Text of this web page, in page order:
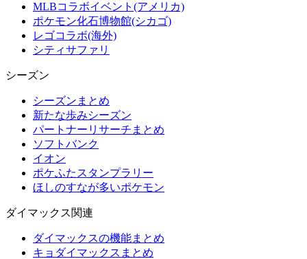
MLBコラボイベント(アメリカ)
ポケモン化石博物館(シカゴ)
レゴコラボ(海外)
シティサファリ
シーズン
シーズンまとめ
新たな歩みシーズン
パートナーリサーチまとめ
ソフトバンク
イオン
ポケふたスタンプラリー
ほしのすなが多いポケモン
ダイマックス関連
ダイマックスの機能まとめ
キョダイマックスまとめ